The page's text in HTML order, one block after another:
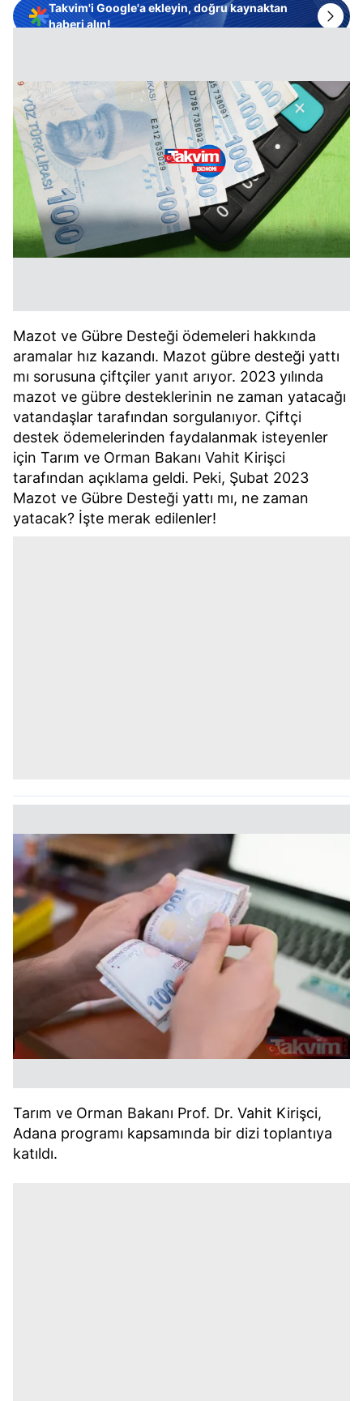
Takvim'i Google'a ekleyin, doğru kaynaktan
haberi alın!
Mazot ve Gübre Desteği ödemeleri hakkında
aramalar hız kazandı. Mazot gübre desteği yattı
mı sorusuna çiftçiler yanıt arıyor. 2023 yılında
mazot ve gübre desteklerinin ne zaman yatacağı
vatandaşlar tarafından sorgulanıyor. Çiftçi
destek ödemelerinden faydalanmak isteyenler
için Tarım ve Orman Bakanı Vahit Kirişci
tarafından açıklama geldi. Peki, Şubat 2023
Mazot ve Gübre Desteği yattı mı, ne zaman
yatacak? İşte merak edilenler!
Tarım ve Orman Bakanı Prof. Dr. Vahit Kirişci,
Adana programı kapsamında bir dizi toplantıya
katıldı.